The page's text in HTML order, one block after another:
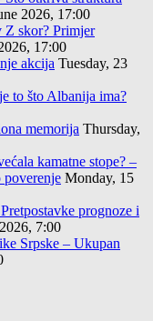
2026, 17:00
skor? Primjer
17:00
akcija Tuesday, 23
to što Albanija ima?
memorija Thursday,
kamatne stope? –
Monday, 15
prognoze i
7:00
Srpske – Ukupan